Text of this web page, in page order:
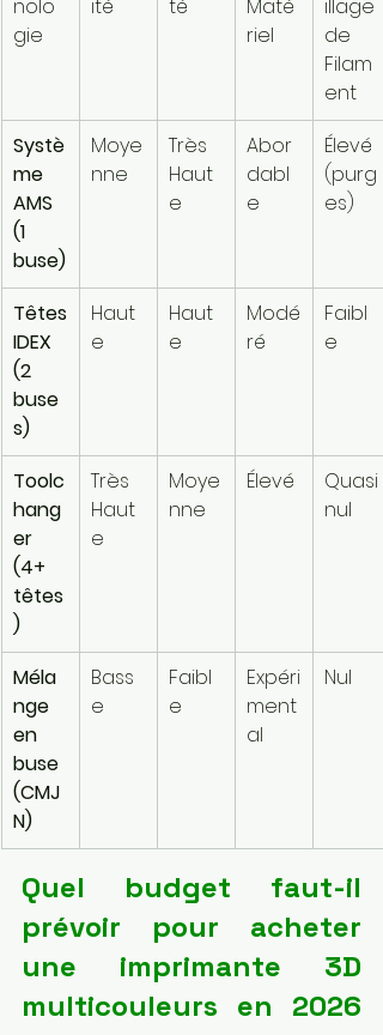
nolo
gie
ité
té
Maté
riel
illage
de
Filam
ent
Systè
me
AMS
(1
buse)
Moye
nne
Très
Haut
e
Abor
dabl
e
Élevé
(purg
es)
Têtes
IDEX
(2
buse
s)
Haut
e
Haut
e
Modé
ré
Faibl
e
Toolc
hang
er
(4+
têtes
)
Très
Haut
e
Moye
nne
Élevé
Quasi
nul
Méla
nge
en
buse
(CMJ
N)
Bass
e
Faibl
e
Expéri
ment
al
Nul
Quel budget faut-il
prévoir pour acheter
une imprimante 3D
multicouleurs en 2026